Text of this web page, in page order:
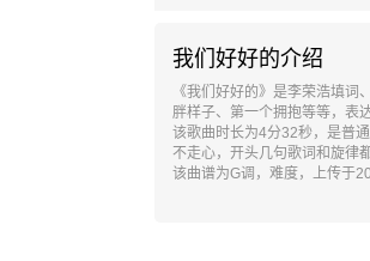
我们好好的介绍
《我们好好的》是李荣浩填
胖样子、第一个拥抱等等，表
该歌曲时长为4分32秒，是普
不走心，开头几句歌词和旋律
该曲谱为G调，难度，上传于